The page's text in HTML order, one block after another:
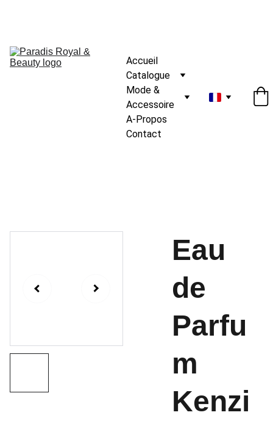
Accueil
Catalogue
Mode &
Accessoire
A-Propos
Contact
Eau
de
Parfu
m
Kenzi